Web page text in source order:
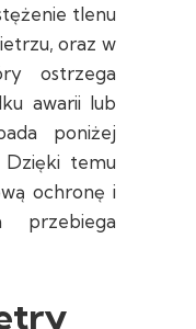
tlenu
oraz w
ostrzega
awarii lub
poniżej
Dzięki temu
ochronę i
przebiega